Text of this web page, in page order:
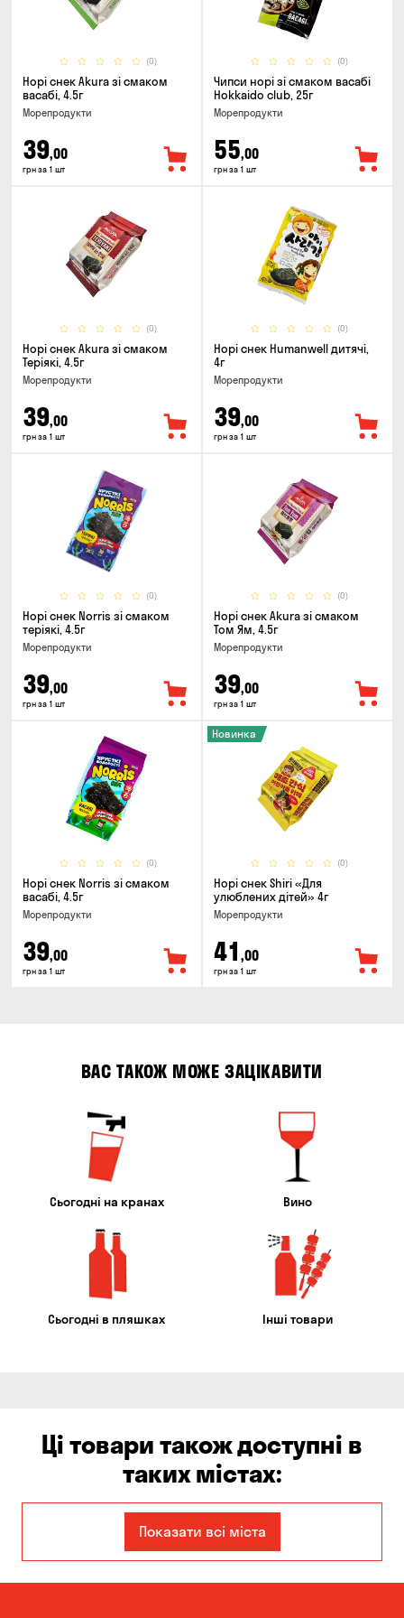
(0)
Норі снек Akura зі смаком
васабі, 4.5г
Морепродукти
39,00
грн за 1 шт
(0)
Чипси норі зі смаком васабі
Hokkaido club, 25г
Морепродукти
55,00
грн за 1 шт
(0)
Норі снек Akura зі смаком
Теріякі, 4.5г
Морепродукти
39,00
грн за 1 шт
(0)
Норі снек Humanwell дитячі,
4г
Морепродукти
39,00
грн за 1 шт
(0)
Норі снек Norris зі смаком
теріякі, 4.5г
Морепродукти
39,00
грн за 1 шт
(0)
Норі снек Akura зі смаком
Том Ям, 4.5г
Морепродукти
39,00
грн за 1 шт
(0)
Норі снек Norris зі смаком
васабі, 4.5г
Морепродукти
39,00
грн за 1 шт
(0)
Новинка
Норі снек Shiri «Для
улюблених дітей» 4г
Морепродукти
41 ,00
грн за 1 шт
ВАС ТАКОЖ МОЖЕ ЗАЦІКАВИТИ
Сьогодні на кранах Вино
Сьогодні в пляшках Інші товари
Ці товари також доступні в
таких містах:
Єлизаветівка
Авангард Бабурка
Показати всі міста